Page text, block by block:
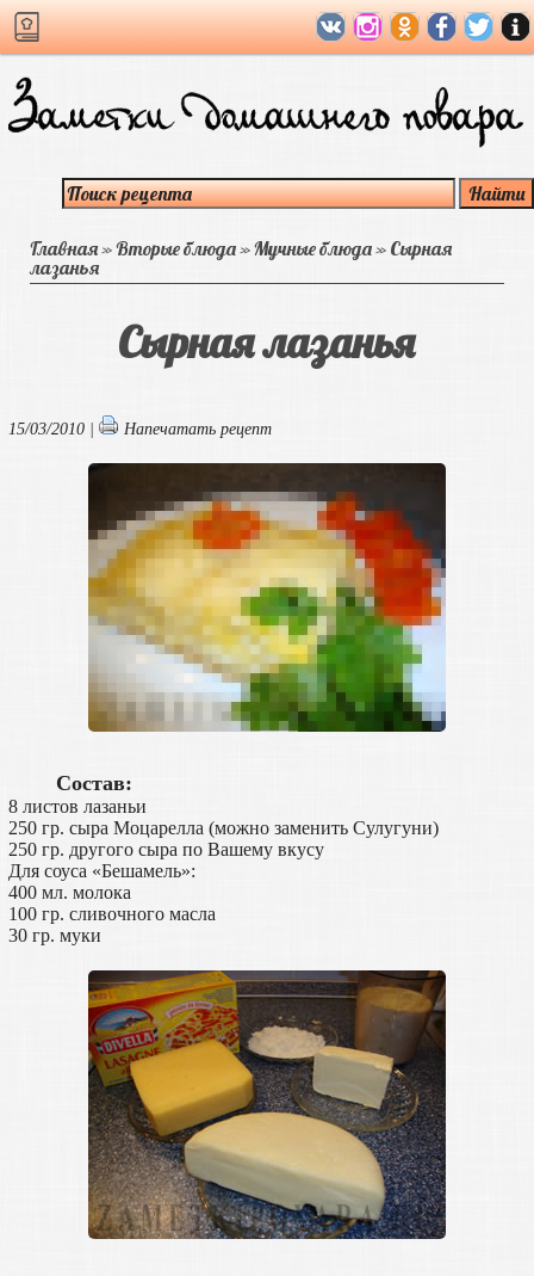
Главная»Вторые блюда»Мучные блюда» Сырная
лазанья
Сырная лазанья
15/03/2010 | Напечатать рецепт
Состав:
8 листов лазаньи
250 гр. сыра Моцарелла (можно заменить Сулугуни)
250 гр. другого сыра по Вашему вкусу
Для соуса «Бешамель»:
400 мл. молока
100 гр. сливочного масла
30 гр. муки